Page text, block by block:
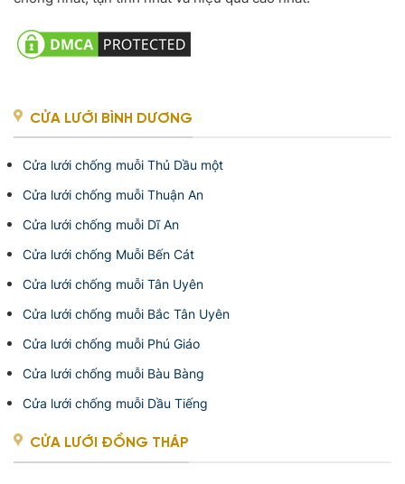
CỬA LƯỚI BÌNH DƯƠNG
Cửa lưới chống muỗi Thủ Dầu một
Cửa lưới chống muỗi Thuận An
Cửa lưới chống muỗi Dĩ An
Cửa lưới chống Muỗi Bến Cát
Cửa lưới chống muỗi Tân Uyên
Cửa lưới chống muỗi Bắc Tân Uyên
Cửa lưới chống muỗi Phú Giáo
Cửa lưới chống muỗi Bàu Bàng
Cửa lưới chống muỗi Dầu Tiếng
CỬA LƯỚI ĐỒNG THÁP